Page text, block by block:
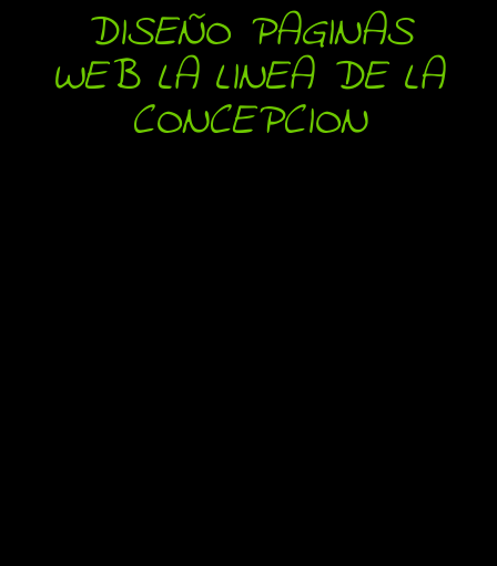
DISEÑO PAGINAS
WEB LA LINEA DE LA
CONCEPCION